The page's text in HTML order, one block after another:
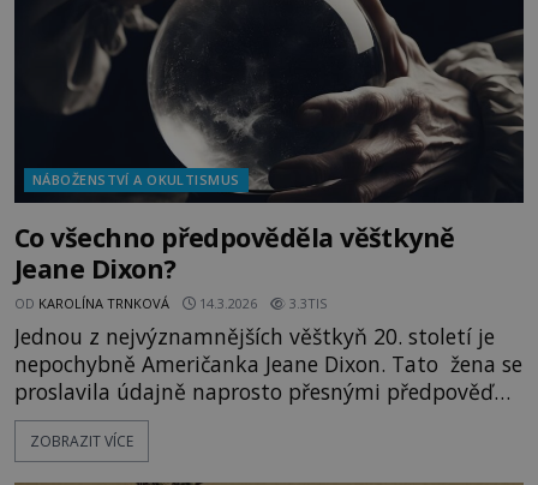
NÁBOŽENSTVÍ A OKULTISMUS
Co všechno předpověděla věštkyně
Jeane Dixon?
OD KAROLÍNA TRNKOVÁ 14.3.2026 3.3TIS
Jednou z nejvýznamnějších věštkyň 20. století je
nepochybně Američanka Jeane Dixon. Tato žena se
proslavila údajně naprosto přesnými předpověďmi
významných historických událostí. Jak to dělala?
Americký prezident John Fitzgerald Kennedy
ZOBRAZIT VÍCE